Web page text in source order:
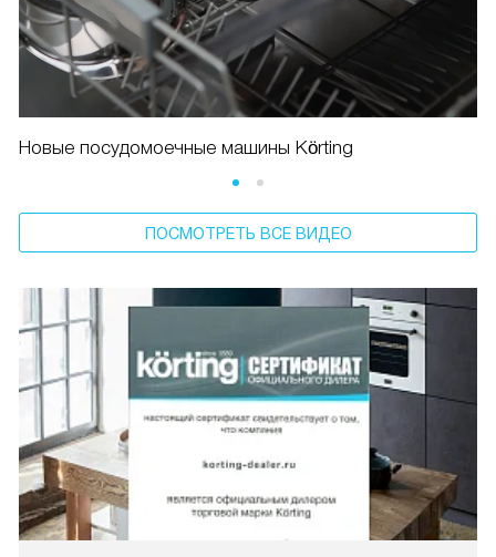
Новые посудомоечные машины Körting
ПОСМОТРЕТЬ ВСЕ ВИДЕО